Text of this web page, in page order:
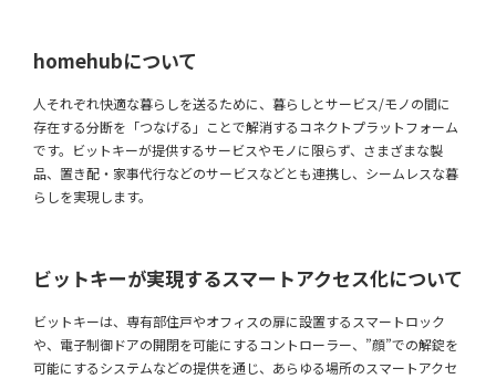
homehubについて
人それぞれ快適な暮らしを送るために、暮らしとサービス/モノの間に
存在する分断を「つなげる」ことで解消するコネクトプラットフォーム
です。ビットキーが提供するサービスやモノに限らず、さまざまな製
品、置き配・家事代行などのサービスなどとも連携し、シームレスな暮
らしを実現します。
ビットキーが実現するスマートアクセス化について
ビットキーは、専有部住戸やオフィスの扉に設置するスマートロック
や、電子制御ドアの開閉を可能にするコントローラー、”顔”での解錠を
可能にするシステムなどの提供を通じ、あらゆる場所のスマートアクセ